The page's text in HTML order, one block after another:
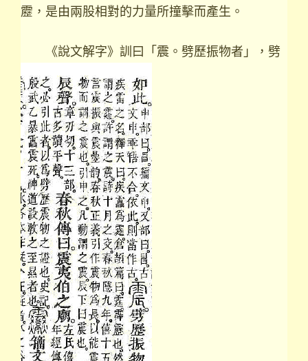
靂，是由兩股相對的力量所撞擊而產生。
《說文解字》訓曰「震。劈歷振物者」，劈